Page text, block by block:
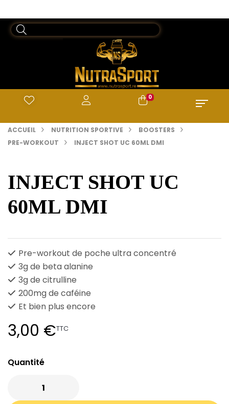
0
ACCUEIL NUTRITION SPORTIVE
BOOSTERS
PRE-WORKOUT
INJECT SHOT UC 60ML DMI
INJECT SHOT UC
60ML DMI
Pre-workout de poche ultra concentré
3g de beta alanine
3g de citrulline
200mg de caféine
Et bien plus encore
3,00 €TTC
Quantité